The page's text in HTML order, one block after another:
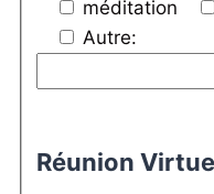
méditation
Autre:
Réunion